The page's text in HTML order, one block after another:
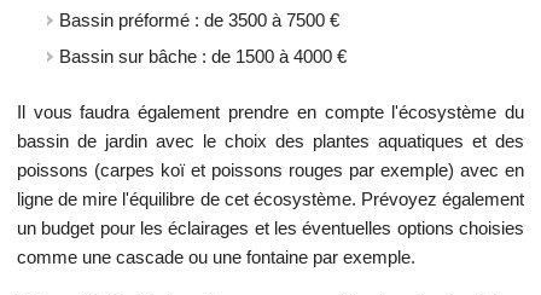
Bassin préformé : de 3500 à 7500 €
Bassin sur bâche : de 1500 à 4000 €
Il vous faudra également prendre en compte l'écosystème du
bassin de jardin avec le choix des plantes aquatiques et des
poissons (carpes koï et poissons rouges par exemple) avec en
ligne de mire l'équilibre de cet écosystème. Prévoyez également
un budget pour les éclairages et les éventuelles options choisies
comme une cascade ou une fontaine par exemple.